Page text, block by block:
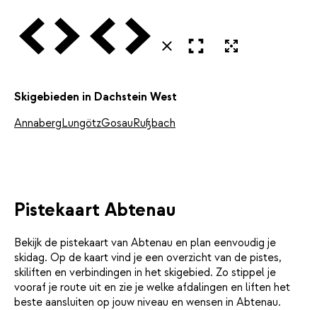
Vorige VolgendeVorige Volgende
SluitenOpen in volledig scherm
Skigebieden in Dachstein West
AnnabergLungötzGosauRußbach
Pistekaart Abtenau
Bekijk de pistekaart van Abtenau en plan eenvoudig je
skidag. Op de kaart vind je een overzicht van de pistes,
skiliften en verbindingen in het skigebied. Zo stippel je
vooraf je route uit en zie je welke afdalingen en liften het
beste aansluiten op jouw niveau en wensen in Abtenau.